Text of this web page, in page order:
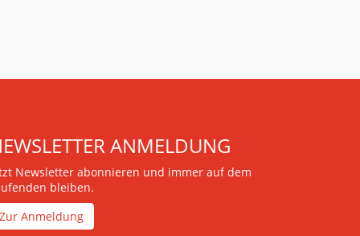
ANMELDUNG
Newsletter abonnieren und immer auf dem
bleiben.
Zur Anmeldung